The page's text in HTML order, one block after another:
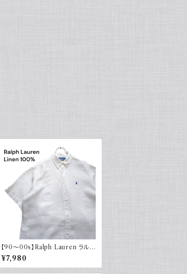
【90～00s】Ralph Lauren ラルフ
ローレン リネンシャツ 半袖 白 ホ
ワイト ポニー刺繍 CLASSICFIT
古着 ボタンダウン
¥7,980